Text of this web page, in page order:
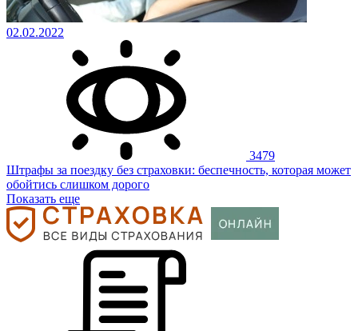
02.02.2022
3479
Штрафы за поездку без страховки: беспечность, которая может
обойтись слишком дорого
Показать еще